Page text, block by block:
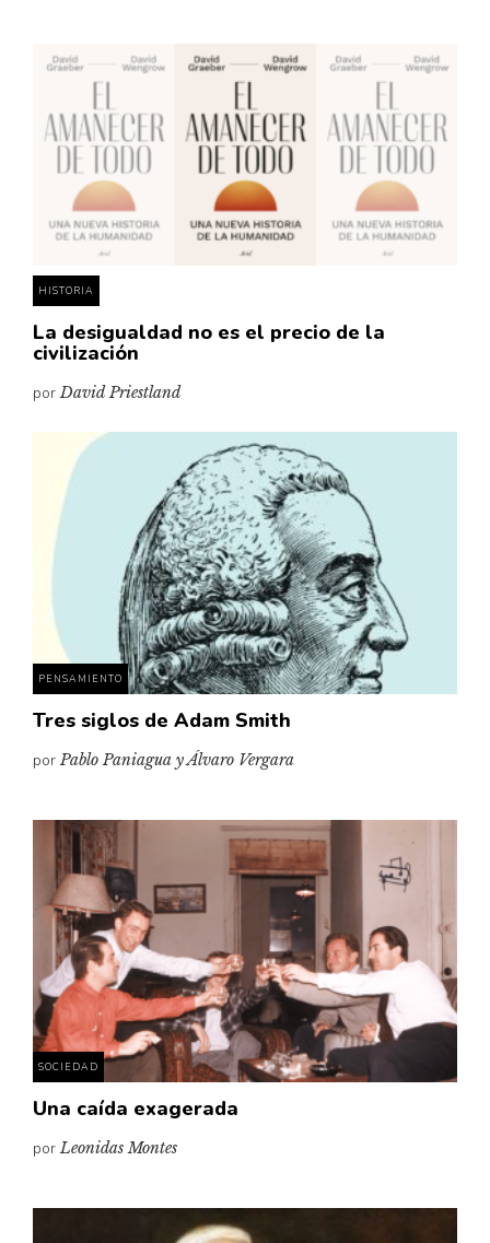
HISTORIA
La desigualdad no es el precio de la
civilización
porDavid Priestland
PENSAMIENTO
Tres siglos de Adam Smith
porPablo Paniagua y Álvaro Vergara
SOCIEDAD
Una caída exagerada
porLeonidas Montes